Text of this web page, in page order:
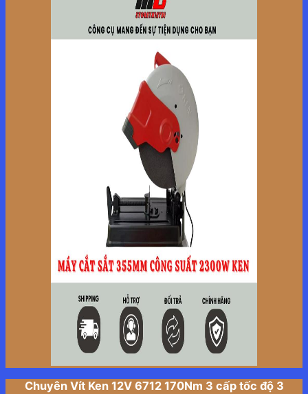
Chuyên Vít Ken 12V 6712 170Nm 3 cấp tốc độ 3